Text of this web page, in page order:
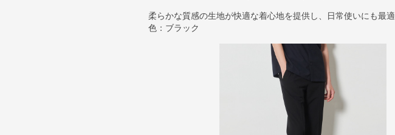
柔らかな質感の生地が快適な着心地を提供し、日常使いにも最適
色：ブラック